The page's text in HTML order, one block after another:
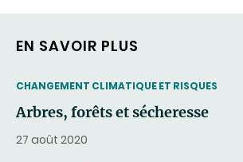
EN SAVOIR PLUS
THEMATIC
CHANGEMENT CLIMATIQUE ET RISQUES
Arbres, forêts et sécheresse
27 août 2020